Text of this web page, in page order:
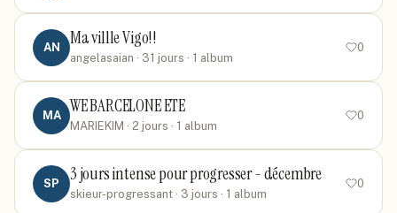
AN Ma villle Vigo!!
angelasaian · 31 jours · 1 album
0
MA WE BARCELONE ETE
MARIEKIM · 2 jours · 1 album
0
SP 3 jours intense pour progresser - décembre
skieur-progressant · 3 jours · 1 album
0